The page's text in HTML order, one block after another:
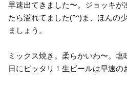
早速出てきました〜。ジョッキが
たら溢れてました(^^)ま、ほんの
ましょう。
ミックス焼き。柔らかいわ〜。
日にピッタリ！生ビールは早速の